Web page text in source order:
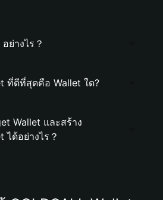
ย่างไร？
ที่ดีที่สุดคือ Wallet ใด?
Wallet และสร้าง
ได้อย่างไร？